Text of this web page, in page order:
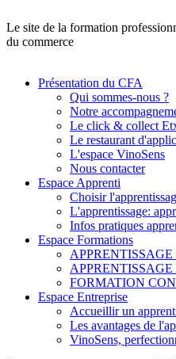
Le site de la formation
du commerce
Présentation du CFA
Qui sommes-nous ?
Notre
Le click & collect
Le restaurant
L'espace VinoSens
Nous contacter
Espace Apprenti
Choisir
L'apprentissage:
Infos pratiques
Espace Formations
FORMATION
Espace Entreprise
Accueillir un
Les avantages de
VinoSens,